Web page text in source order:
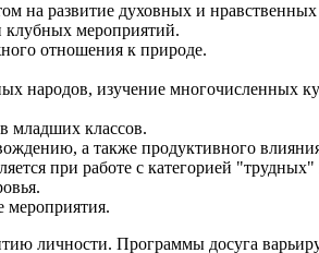
на развитие духовных и
клубных мероприятий.
отношения к природе.
народов, изучение многочисленных
младших классов.
а также продуктивного
при работе с категорией "трудных"
мероприятия.
личности. Программы досуга